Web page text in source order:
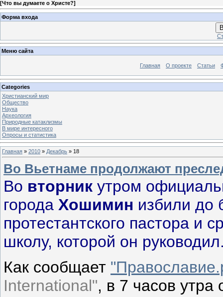
[Что вы думаете о Христе?]
Форма входа
Меню сайта
Главная О проекте Статьи
Categories
Христианский мир
Общество
Наука
Археология
Природные катаклизмы
В мире интересного
Опросы и статистика
Главная » 2010 » Декабрь » 18
Во Вьетнаме продолжают
Во вторник утром
города Хошимин избили до
протестантского пастора и
школу, которой он
Как сообщает
International", в 7 часов утра